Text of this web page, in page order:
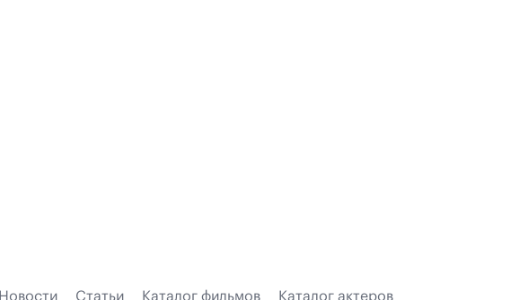
Новости Статьи Каталог фильмов Каталог актеров